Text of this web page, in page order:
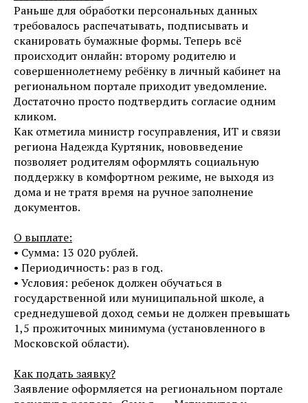
Раньше для обработки персональных данных
требовалось распечатывать, подписывать и
сканировать бумажные формы. Теперь всё
происходит онлайн: второму родителю и
совершеннолетнему ребёнку в личный кабинет на
региональном портале приходит уведомление.
Достаточно просто подтвердить согласие одним
кликом.
Как отметила министр госуправления, ИТ и связи
региона Надежда Куртяник, нововведение
позволяет родителям оформлять социальную
поддержку в комфортном режиме, не выходя из
дома и не тратя время на ручное заполнение
документов.
О выплате:
• Сумма: 13 020 рублей.
• Периодичность: раз в год.
• Условия: ребенок должен обучаться в
государственной или муниципальной школе, а
среднедушевой доход семьи не должен превышать
1,5 прожиточных минимума (установленного в
Московской области).
Как подать заявку?
Заявление оформляется на региональном портале